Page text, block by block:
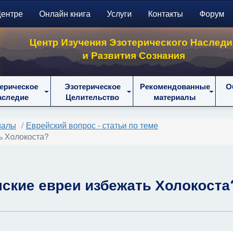
Онлайн книга Услуги Контакты Форум
Центр Изучения Эзотерического
и Развития Сознания
Эзотерическое
Целительство
Рекомендованные
материалы
Еврейский вопрос - статьи по теме
Холокоста?
евреи избежать